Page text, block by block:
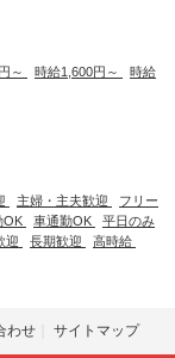
～ 時給1,600円～
時給
主婦・主夫歓迎
フリー
OK 車通勤OK
平日のみ
迎 長期歓迎 高時給
わせ サイトマップ